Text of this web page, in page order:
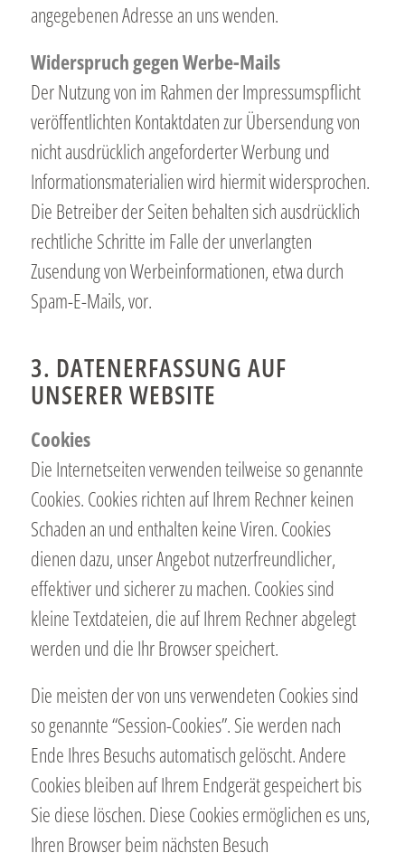
angegebenen Adresse an uns wenden.
Widerspruch gegen Werbe-Mails
Der Nutzung von im Rahmen der Impressumspflicht
veröffentlichten Kontaktdaten zur Übersendung von
nicht ausdrücklich angeforderter Werbung und
Informationsmaterialien wird hiermit widersprochen.
Die Betreiber der Seiten behalten sich ausdrücklich
rechtliche Schritte im Falle der unverlangten
Zusendung von Werbeinformationen, etwa durch
Spam-E-Mails, vor.
3. DATENERFASSUNG AUF
UNSERER WEBSITE
Cookies
Die Internetseiten verwenden teilweise so genannte
Cookies. Cookies richten auf Ihrem Rechner keinen
Schaden an und enthalten keine Viren. Cookies
dienen dazu, unser Angebot nutzerfreundlicher,
effektiver und sicherer zu machen. Cookies sind
kleine Textdateien, die auf Ihrem Rechner abgelegt
werden und die Ihr Browser speichert.
Die meisten der von uns verwendeten Cookies sind
so genannte “Session-Cookies”. Sie werden nach
Ende Ihres Besuchs automatisch gelöscht. Andere
Cookies bleiben auf Ihrem Endgerät gespeichert bis
Sie diese löschen. Diese Cookies ermöglichen es uns,
Ihren Browser beim nächsten Besuch